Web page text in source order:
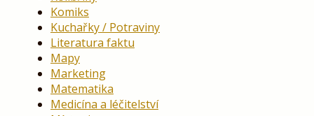
Komiks
Kuchařky / Potraviny
Literatura faktu
Mapy
Marketing
Matematika
Medicína a léčitelství